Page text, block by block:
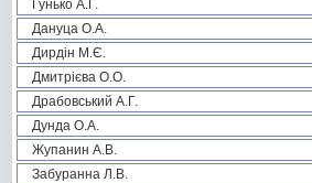
Гунько А.Г.
Дануца О.А.
Дирдін М.Є.
Дмитрієва О.О.
Драбовський А.Г.
Дунда О.А.
Жупанин А.В.
Забуранна Л.В.